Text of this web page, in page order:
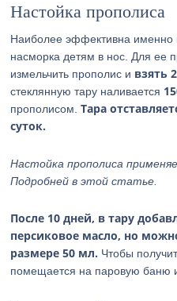
Настойка прополиса
Наиболее эффективна именно
насморка детям в нос. Для ее
измельчить прополис и взять
стеклянную тару наливается
прополисом.Тара
суток.
Настойка прополиса
Подробней в этой статье.
После 10 дней, в тару
персиковое масло, но
размере 50 мл. Чтобы
помещается на паровую баню